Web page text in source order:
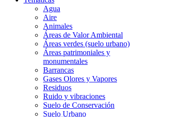
Agua
Aire
Animales
Áreas de Valor Ambiental
Áreas verdes (suelo urbano)
Áreas patrimoniales y
monumentales
Barrancas
Gases Olores y Vapores
Residuos
Ruido y vibraciones
Suelo de Conservación
Suelo Urbano